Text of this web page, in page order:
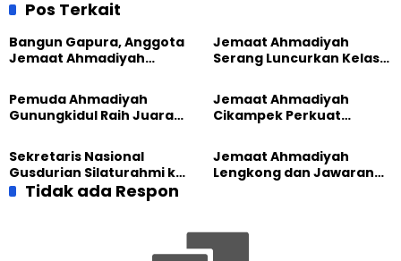
Sambut Acara Penting
Pos Terkait
Bangun Gapura, Anggota
Jemaat Ahmadiyah
Sambut HUT RI ke-81
Jemaat Ahmadiyah
Serang Luncurkan Kelas
Generasi Unggul
Pemuda Ahmadiyah
Gunungkidul Raih Juara
Jemaat Ahmadiyah
Cikampek Perkuat
Lewat Pengajian
Gabungan
Sekretaris Nasional
Gusdurian Silaturahmi ke
Jemaat Ahmadiyah
Singaparna, Perkuat Nilai
Jemaat Ahmadiyah
Lengkong dan Jawaran
Tidak ada Respon